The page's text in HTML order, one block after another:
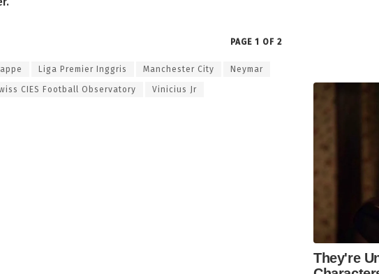
PAGE 1 OF 2
Liga Premier Inggris Manchester City Neymar
CIES Football Observatory Vinicius Jr